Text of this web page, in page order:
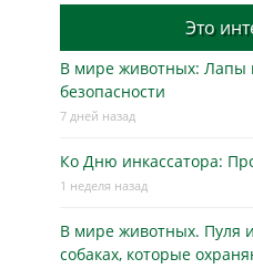
Это
В мире животных: Лапы
безопасности
7 дней назад
Ко Дню инкассатора:
1 неделя назад
В мире животных. Пуля
собаках, которые